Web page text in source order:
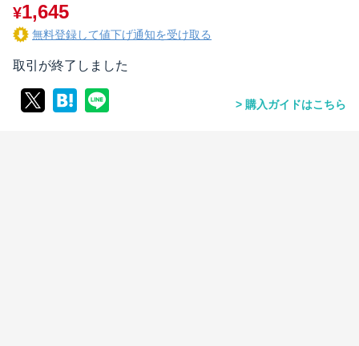
¥1,645
無料登録して値下げ通知を受け取る
取引が終了しました
購入ガイドはこちら